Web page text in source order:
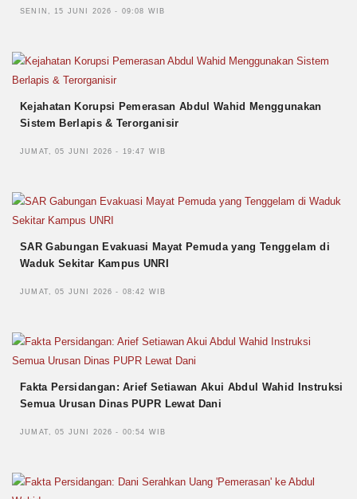
SENIN, 15 JUNI 2026 - 09:08 WIB
Kejahatan Korupsi Pemerasan Abdul Wahid Menggunakan
Sistem Berlapis & Terorganisir
JUMAT, 05 JUNI 2026 - 19:47 WIB
SAR Gabungan Evakuasi Mayat Pemuda yang Tenggelam di
Waduk Sekitar Kampus UNRI
JUMAT, 05 JUNI 2026 - 08:42 WIB
Fakta Persidangan: Arief Setiawan Akui Abdul Wahid Instruksi
Semua Urusan Dinas PUPR Lewat Dani
JUMAT, 05 JUNI 2026 - 00:54 WIB